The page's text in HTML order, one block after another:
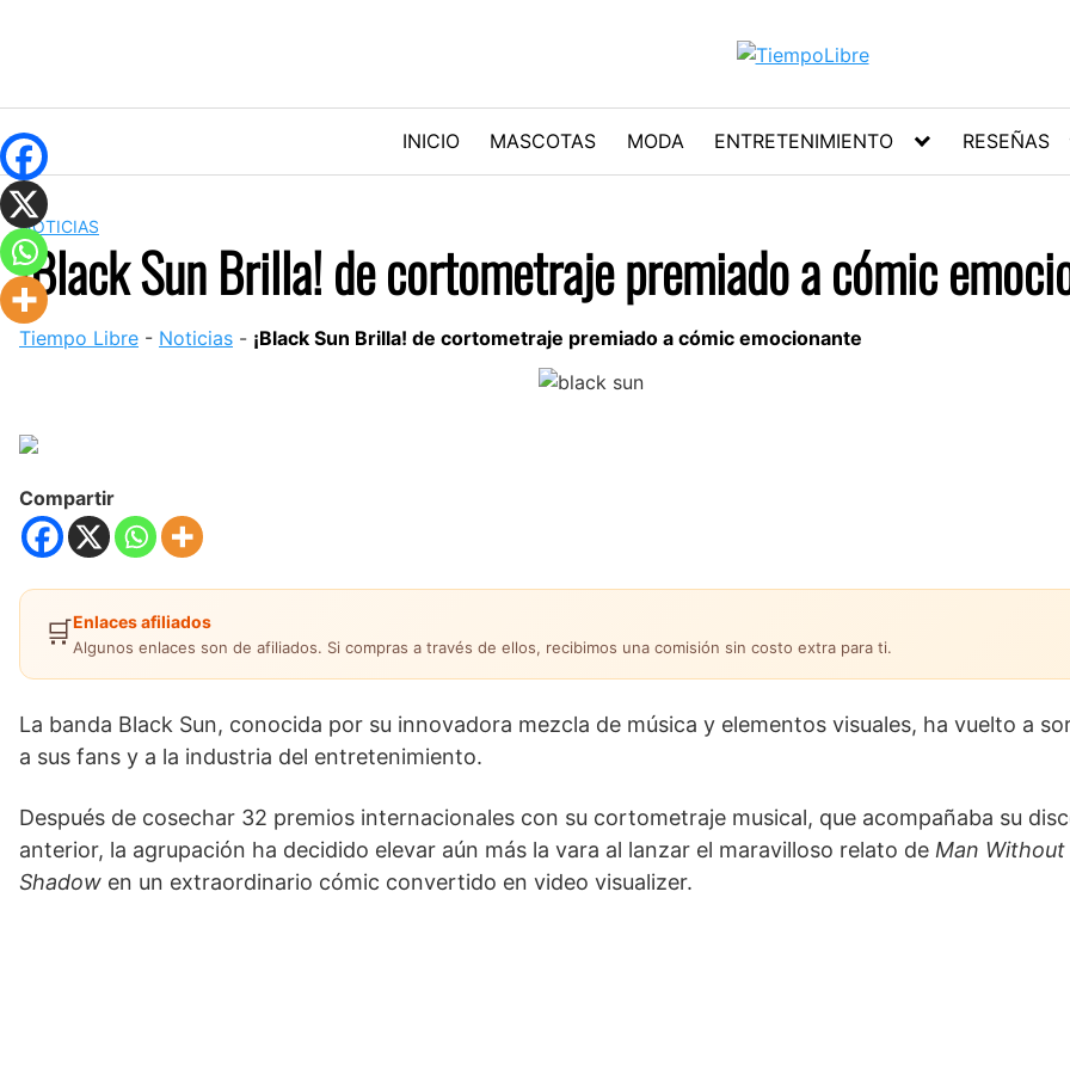
INICIO MASCOTAS MODA ENTRETENIMIENTO RESEÑAS
NOTICIAS
¡Black Sun Brilla! de cortometraje premiado a cómic
Tiempo Libre - Noticias - ¡Black Sun Brilla! de cortometraje premiado a cómic emocionante
Compartir
🛒Enlaces afiliados
Algunos enlaces son de afiliados. Si compras a través de ellos, recibimos una comisión sin costo extra para ti.
La banda Black Sun, conocida por su innovadora mezcla de música y elementos visuales, ha vuelto a
a sus fans y a la industria del entretenimiento.
Después de cosechar 32 premios internacionales con su cortometraje musical, que acompañaba su
anterior, la agrupación ha decidido elevar aún más la vara al lanzar el maravilloso relato de Man Without
Shadow en un extraordinario cómic convertido en video visualizer.